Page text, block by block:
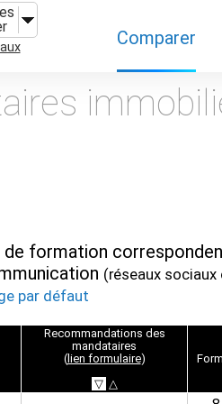
Comparer
Caractéristiques
de formation
(réseaux sociaux
par défaut
Recommandations des
mandataires
(lien formulaire)
▽ △